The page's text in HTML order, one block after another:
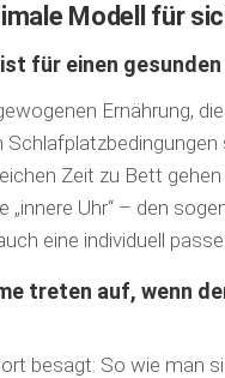
Modell für
für einen
Ernährung,
Zeit zu Bett
„innere Uhr“ – den
eine individuell
treten auf, wenn
besagt: So wie man